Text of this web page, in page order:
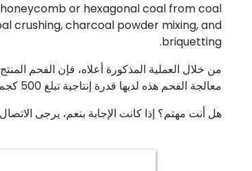
or hexagonal coal from coal
crushing, charcoal powder mixing, and
briquetting.
من خلال العملية المذكورة أعلاه، فإن الفحم
معالجة الفحم هذه لديها قدرة إنتاجية تبلغ 500 كجم/ساعة، 1 طن/ساعة، إلخ. يمكننا تخصيص الحلول بمرونة وفقًا لاحتياجاتك.
هل أنت مهتم؟ إذا كانت الإجابة بنعم، يرجى